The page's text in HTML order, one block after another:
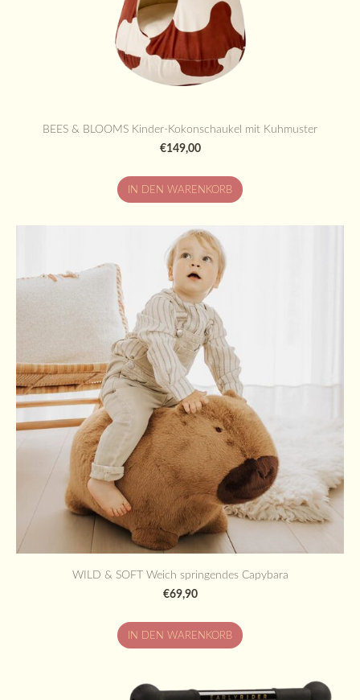
BEES & BLOOMS Kinder-Kokonschaukel mit Kuhmuster
€149,00
IN DEN WARENKORB
WILD & SOFT Weich springendes Capybara
€69,90
IN DEN WARENKORB